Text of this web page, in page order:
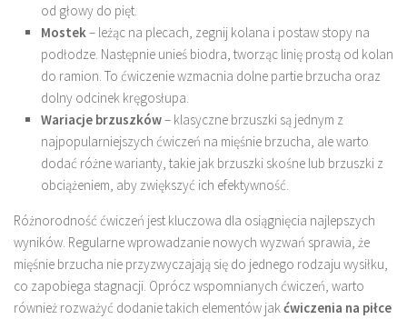
od głowy do pięt.
Mostek – leżąc na plecach, zegnij kolana i postaw stopy na
podłodze. Następnie unieś biodra, tworząc linię prostą od kolan
do ramion. To ćwiczenie wzmacnia dolne partie brzucha oraz
dolny odcinek kręgosłupa.
Wariacje brzuszków– klasyczne brzuszki są jednym z
najpopularniejszych ćwiczeń na mięśnie brzucha, ale warto
dodać różne warianty, takie jak brzuszki skośne lub brzuszki z
obciążeniem, aby zwiększyć ich efektywność.
Różnorodność ćwiczeń jest kluczowa dla osiągnięcia najlepszych
wyników. Regularne wprowadzanie nowych wyzwań sprawia, że
mięśnie brzucha nie przyzwyczajają się do jednego rodzaju wysiłku,
co zapobiega stagnacji. Oprócz wspomnianych ćwiczeń, warto
również rozważyć dodanie takich elementów jak ćwiczenia na piłce